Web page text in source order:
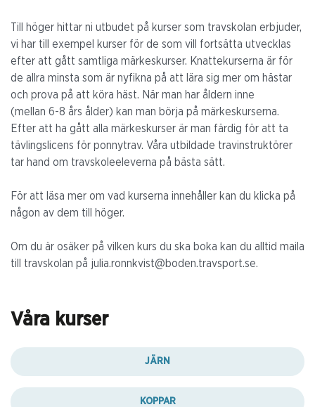
Till höger hittar ni utbudet på kurser som travskolan erbjuder,
vi har till exempel kurser för de som vill fortsätta utvecklas
efter att gått samtliga märkeskurser. Knattekurserna är för
de allra minsta som är nyfikna på att lära sig mer om hästar
och prova på att köra häst. När man har åldern inne
(mellan 6-8 års ålder) kan man börja på märkeskurserna.
Efter att ha gått alla märkeskurser är man färdig för att ta
tävlingslicens för ponnytrav. Våra utbildade travinstruktörer
tar hand om travskoleeleverna på bästa sätt.
För att läsa mer om vad kurserna innehåller kan du klicka på
någon av dem till höger.
Om du är osäker på vilken kurs du ska boka kan du alltid maila
till travskolan på julia.ronnkvist@boden.travsport.se.
Våra kurser
JÄRN
KOPPAR